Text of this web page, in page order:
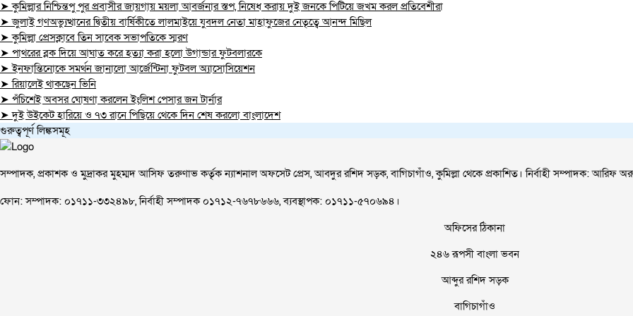
➤ কুমিল্লার নিশ্চিন্তপু পুর প্রবাসীর জায়গায় ময়লা আবর্জনার স্তপ, নিষেধ করায় দুই জনকে পিটিয়ে জখম করল প্রতিবেশীরা
➤ জুলাই গণঅভ্যুত্থানের দ্বিতীয় বার্ষিকীতে লালমাইয়ে যুবদল নেতা মাহাফুজের নেতৃত্বে আনন্দ মিছিল
➤ কুমিল্লা প্রেসক্লাবে তিন সাবেক সভাপতিকে স্মরণ
➤ পাথরের ব্লক দিয়ে আঘাত করে হত্যা করা হলো উগান্ডার ফুটবলারকে
➤ ইনফান্তিনোকে সমর্থন জানালো আর্জেন্টিনা ফুটবল অ্যাসোসিয়েশন
➤ রিয়ালেই থাকছেন ভিনি
➤ পঁচিশেই অবসর ঘোষণা করলেন ইংলিশ পেসার জন টার্নার
➤ দুই উইকেট হারিয়ে ও ৭৩ রানে পিছিয়ে থেকে দিন শেষ করলো বাংলাদেশ
গুরুত্বপূর্ণ লিঙ্কসমূহ
সম্পাদক, প্রকাশক ও মুদ্রাকর মুহম্মদ আসিফ তরুণাভ কর্তৃক ন্যাশনাল অফসেট প্রেস, আবদুর রশিদ সড়ক, বাগিচাগাঁও, কুমিল্লা থেকে প্রকাশিত। নির্বাহী সম্পাদক: আরিফ
ফোন: সম্পাদক: ০১৭১১-৩৩২৪৯৮, নির্বাহী সম্পাদক ০১৭১২-৭৬৭৮৬৬৬, ব্যবস্থাপক: ০১৭১১-৫৭০৬৯৪।
অফিসের ঠিকানা
২৪৬ রূপসী বাংলা ভবন
আব্দুর রশিদ সড়ক
বাগিচাগাঁও